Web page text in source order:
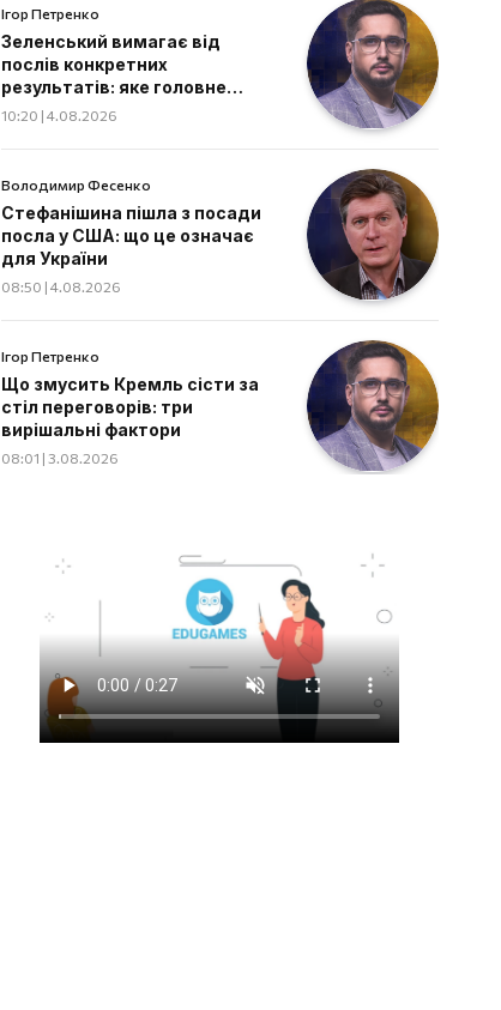
Ігор Петренко
Зеленський вимагає від
послів конкретних
результатів: яке головне
завдання дипломатів
10:20 | 4.08.2026
Володимир Фесенко
Стефанішина пішла з посади
посла у США: що це означає
для України
08:50 | 4.08.2026
Ігор Петренко
Що змусить Кремль сісти за
стіл переговорів: три
вирішальні фактори
08:01 | 3.08.2026